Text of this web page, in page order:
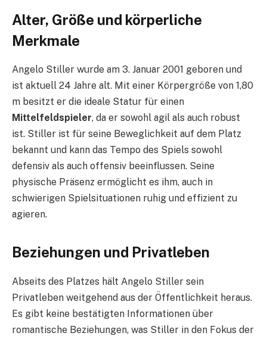
Alter, Größe und körperliche
Merkmale
Angelo Stiller wurde am 3. Januar 2001 geboren und
ist aktuell 24 Jahre alt. Mit einer Körpergröße von 1,80
m besitzt er die ideale Statur für einen
Mittelfeldspieler, da er sowohl agil als auch robust
ist. Stiller ist für seine Beweglichkeit auf dem Platz
bekannt und kann das Tempo des Spiels sowohl
defensiv als auch offensiv beeinflussen. Seine
physische Präsenz ermöglicht es ihm, auch in
schwierigen Spielsituationen ruhig und effizient zu
agieren.
Beziehungen und Privatleben
Abseits des Platzes hält Angelo Stiller sein
Privatleben weitgehend aus der Öffentlichkeit heraus.
Es gibt keine bestätigten Informationen über
romantische Beziehungen, was Stiller in den Fokus der